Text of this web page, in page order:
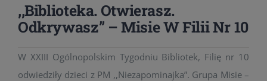
,,Biblioteka. Otwierasz.
Odkrywasz” – Misie W Filii Nr 10
W XXIII Ogólnopolskim Tygodniu Bibliotek, Filię nr 10
odwiedziły dzieci z PM ,,Niezapominajka”. Grupa Misie –